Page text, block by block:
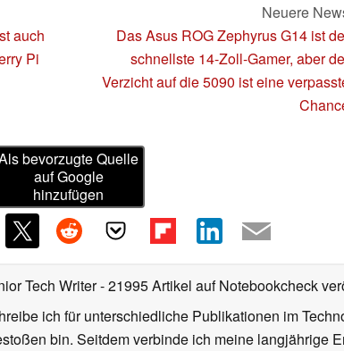
auch
Pi
Neuere
Das Asus ROG Zephyrus G14 ist
schnellste 14-Zoll-Gamer, aber
Verzicht auf die 5090 ist eine
bevorzugte Quelle
auf Google
hinzufügen
Tech Writer- 21995 Artikel auf Notebookcheck
ich für unterschiedliche Publikationen im
bin. Seitdem verbinde ich meine langjährige